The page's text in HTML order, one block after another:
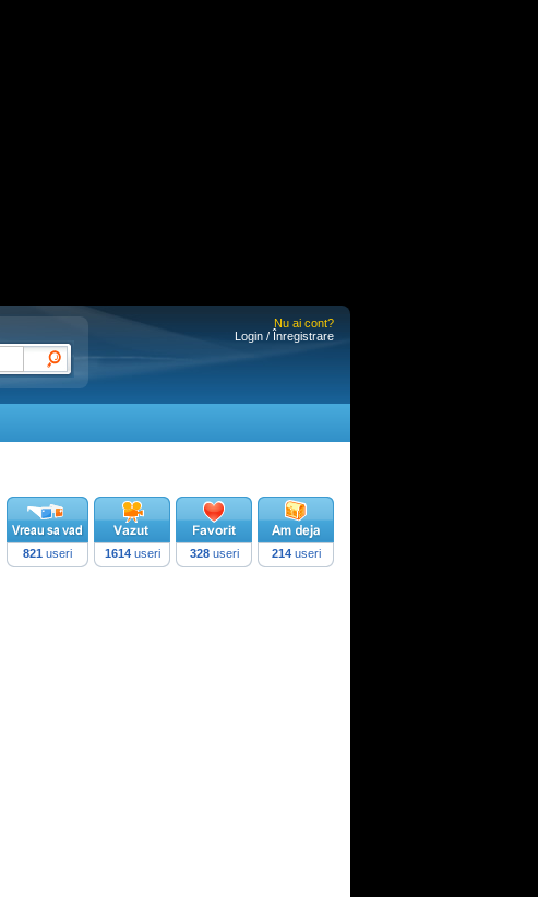
Nu ai cont?
Login / Înregistrare
821 useri 1614useri 328useri 214useri